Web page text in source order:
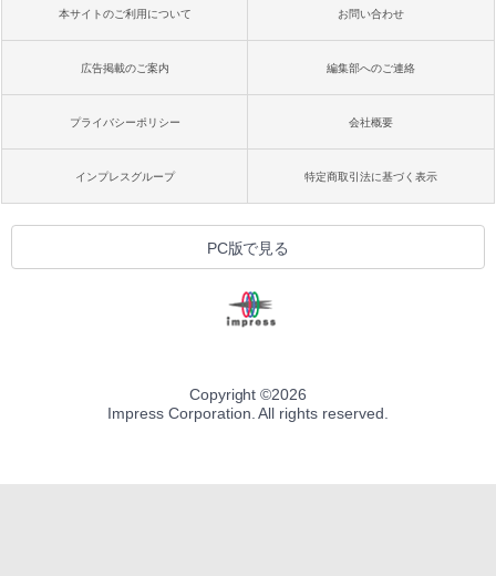
本サイトのご利用について お問い合わせ
広告掲載のご案内 編集部へのご連絡
プライバシーポリシー 会社概要
インプレスグループ 特定商取引法に基づく表示
PC版で見る
Copyright ©2026
Impress Corporation. All rights reserved.